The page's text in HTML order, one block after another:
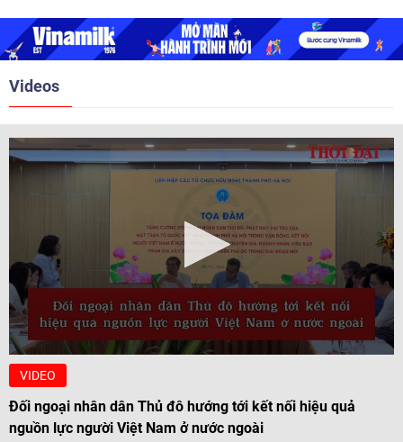
nghị Cấp cao vào các năm 2005,
2010, 2016, 2018, 2021.
Videos
VIDEO
Đối ngoại nhân dân Thủ đô hướng tới kết nối hiệu quả
nguồn lực người Việt Nam ở nước ngoài